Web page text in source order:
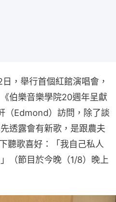
，舉行首個紅館演唱會，
伯樂音樂學院20週年呈獻
（Edmond）訪問，除了談
透露會有新歌，是跟農夫
聽歌喜好：「我自己私人
（節目於今晚（1/8）晚上